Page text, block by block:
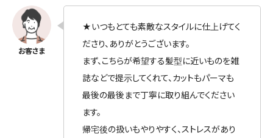
★いつもとても素敵なスタイルに仕上げてく
ださり、ありがとうございます。
まず、こちらが希望する髪型に近いものを雑
誌などで提示してくれて、カットもパーマも
最後の最後まで丁寧に取り組んでください
ます。
帰宅後の扱いもやりやすく、ストレスがあり